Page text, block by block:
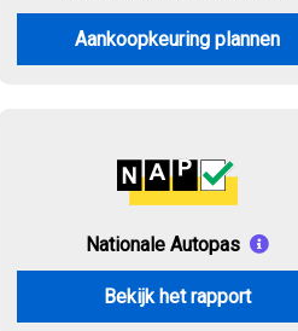
Aankoopkeuring plannen
Nationale Autopas
Bekijk het rapport